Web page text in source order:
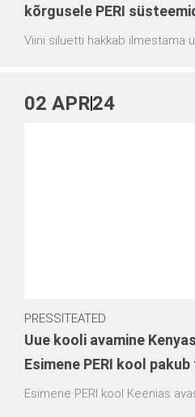
kõrgusele PERI
Viini siluetti hakkab ilmestama
määral ka selle projekti
02 APR24
PRESSITEATED
Uue kooli avamine
Esimene PERI kool
Esimene PERI kool Keenias